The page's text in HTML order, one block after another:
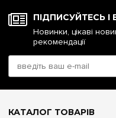
ПІДПИСУЙТЕСЬ
Новинки, цікаві
рекомендації
КАТАЛОГ ТОВАРІВ